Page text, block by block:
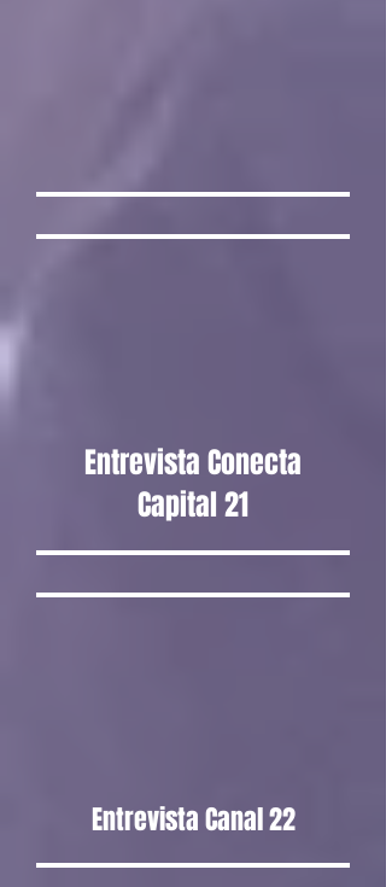
Entrevista Conecta
Capital 21
Entrevista Canal 22